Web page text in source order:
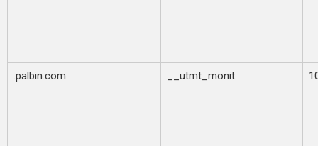
.palbin.com __utmt_monit